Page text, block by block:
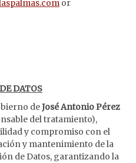
or
DATOS
deJosé Antonio Pérez
del tratamiento),
y compromiso con el
y mantenimiento de la
de Datos, garantizando la